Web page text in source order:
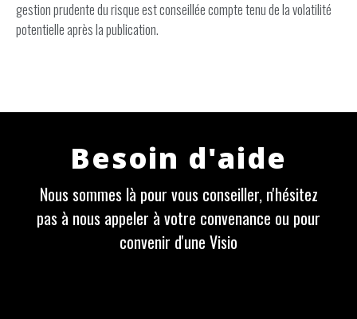
gestion prudente du risque est conseillée compte tenu de la volatilité
potentielle après la publication.
Besoin d'aide
Nous sommes là pour vous conseiller, n'hésitez
pas à nous appeler à votre convenance ou pour
convenir d'une Visio